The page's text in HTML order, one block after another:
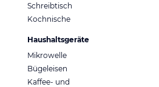
Schreibtisch
Kochnische
Haushaltsgeräte
Mikrowelle
Bügeleisen
Kaffee- und